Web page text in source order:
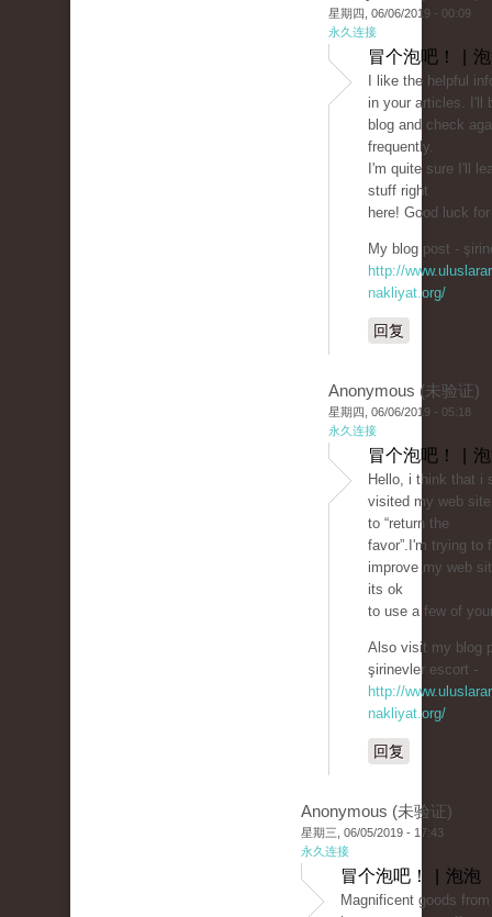
星期四, 06/06/2019 - 00:09
永久连接
冒个泡吧！ |
I like the helpful
in your articles. I'll
blog and check
frequently.
I'm quite sure I'll
stuff right
here! Good luck
My blog post -
http://
nakliyat.org/
回复
Anonymous (未验证)
星期四, 06/06/2019 - 05:18
永久连接
冒个泡吧！ |
Hello, i think that i
visited my web
to “return the
favor”.I'm trying to
improve my web
its ok
to use a few of
Also visit my blog
şirinevler escort -
http://
nakliyat.org/
回复
Anonymous (未验证)
星期三, 06/05/2019 - 17:43
永久连接
冒个泡吧！ | 泡泡
Magnificent goods